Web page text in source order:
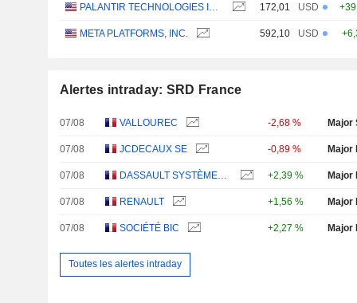
172,01 USD
META PLATFORMS, INC. 592,10 USD
Alertes intraday: SRD France
07/08 VALLOUREC -2,68 % Major
07/08 JCDECAUX SE -0,89 % Major
07/08 +2,39 % Major
07/08 RENAULT +1,56 % Major
07/08 SOCIÉTÉ BIC +2,27 % Major
Toutes les alertes intraday